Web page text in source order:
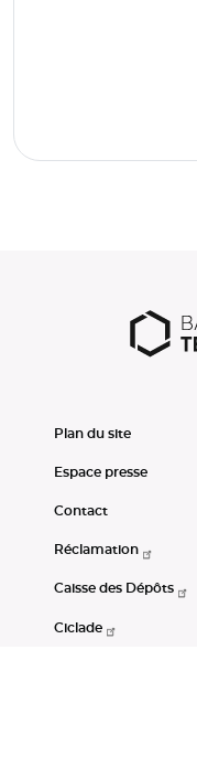
Plan du site
Espace presse
Contact
Réclamation
Caisse des Dépôts
Ciclade